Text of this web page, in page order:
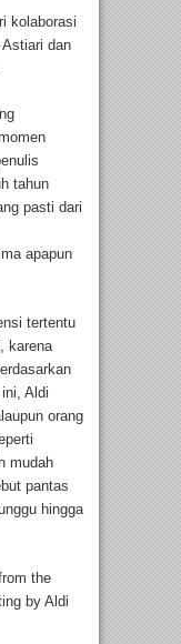
kolaborasi
dan
tahun
pasti dari
apapun
tertentu
karena
Aldi
orang
mudah
pantas
hingga
the
by Aldi